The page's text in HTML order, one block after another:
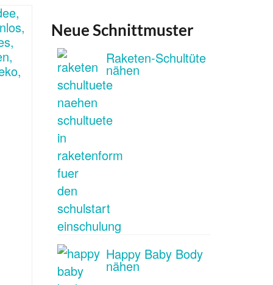
Neue Schnittmuster
Raketen-Schultüte
nähen
Happy Baby Body
nähen